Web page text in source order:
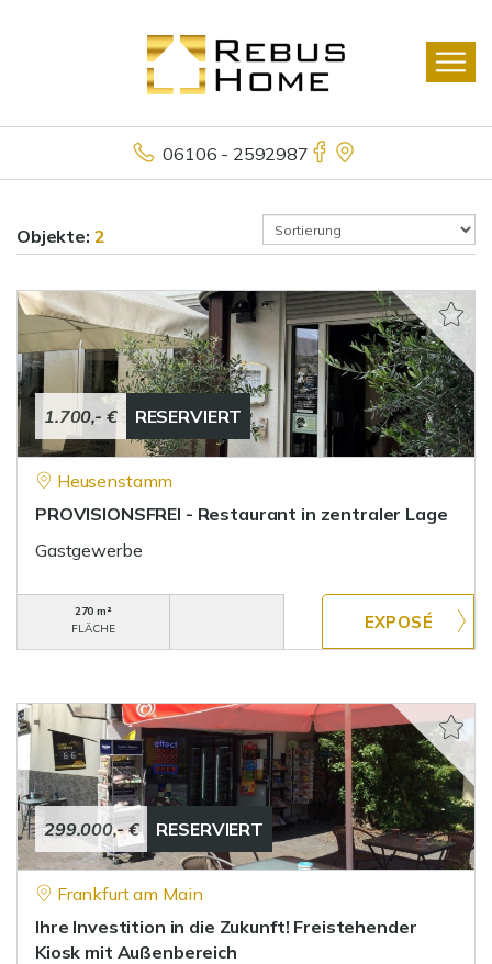
06106 - 2592987
Objekte: 2
1.700,- € RESERVIERT
Heusenstamm
PROVISIONSFREI - Restaurant in zentraler Lage
Gastgewerbe
270 m²
FLÄCHE
299.000,- € RESERVIERT
Frankfurt am Main
Ihre Investition in die Zukunft! Freistehender
Kiosk mit Außenbereich